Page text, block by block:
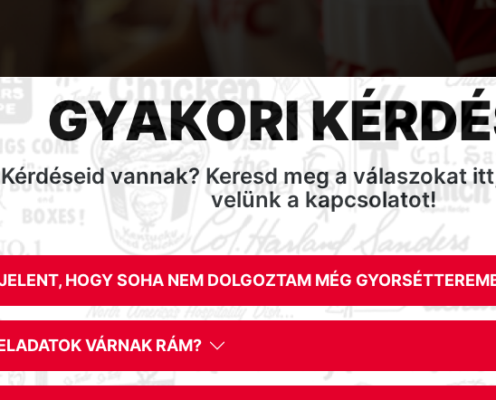
GYAKORI
Kérdéseid vannak? Keresd meg a válaszokat
velünk a kapcsolatot!
HOGY SOHA NEM DOLGOZTAM MÉG
VÁRNAK RÁM?